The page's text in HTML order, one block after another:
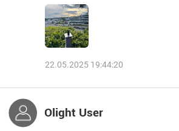
22.05.2025 19:44:20
Olight User